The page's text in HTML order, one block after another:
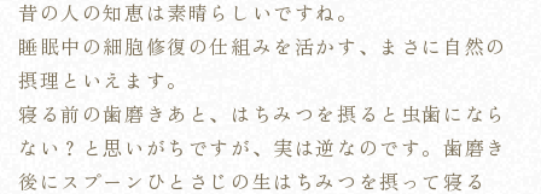
昔の人の知恵は素晴らしいですね。
睡眠中の細胞修復の仕組みを活かす、まさに自然の
摂理といえます。
寝る前の歯磨きあと、はちみつを摂ると虫歯になら
ない？と思いがちですが、実は逆なのです。歯磨き
後にスプーンひとさじの生はちみつを摂って寝る